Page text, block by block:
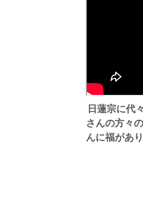
日蓮宗に代
さんの方々の
んに福があ